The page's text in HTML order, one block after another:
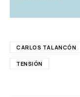
CARLOS TALANCÓN
TENSIÓN